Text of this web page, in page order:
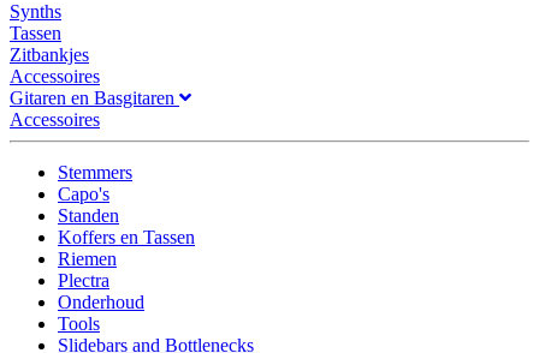
Synths
Tassen
Zitbankjes
Accessoires
Gitaren en Basgitaren
Accessoires
Stemmers
Capo's
Standen
Koffers en Tassen
Riemen
Plectra
Onderhoud
Tools
Slidebars and Bottlenecks